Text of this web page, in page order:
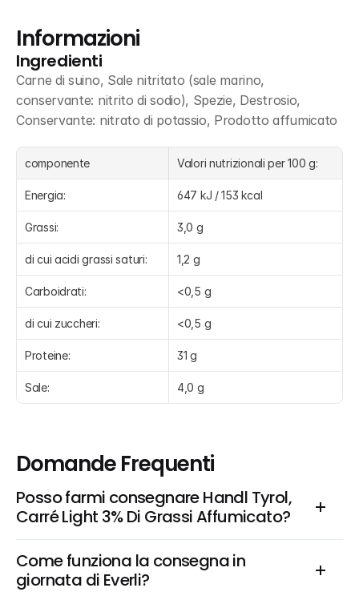
Informazioni
Ingredienti
Carne di suino, Sale nitritato (sale marino,
conservante: nitrito di sodio), Spezie, Destrosio,
Conservante: nitrato di potassio, Prodotto affumicato
componente Valori nutrizionali per 100 g:
Energia: 647 kJ / 153 kcal
Grassi: 3,0 g
di cui acidi grassi saturi: 1,2 g
Carboidrati: <0,5 g
di cui zuccheri: <0,5 g
Proteine: 31 g
Sale: 4,0 g
Domande Frequenti
Posso farmi consegnare Handl Tyrol,
Carré Light 3% Di Grassi Affumicato?
Come funziona la consegna in
giornata di Everli?